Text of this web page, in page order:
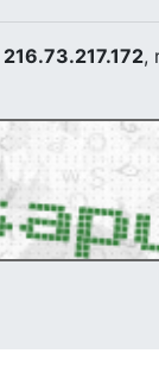
216.73.217.172,